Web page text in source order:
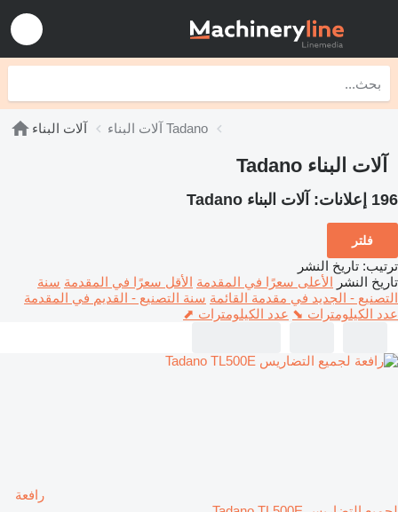
آلات البناء آلات البناء Tadano
آلات البناء Tadano
196 إعلانات: آلات البناء Tadano
فلتر
ترتيب: تاريخ النشر
تاريخ النشر الأعلى سعرًا في المقدمة الأقل سعرًا في المقدمة سنة
التصنيع - الجديد في مقدمة القائمة سنة التصنيع - القديم في المقدمة
عدد الكيلومترات ⬊ عدد الكيلومترات ⬈
رافعة